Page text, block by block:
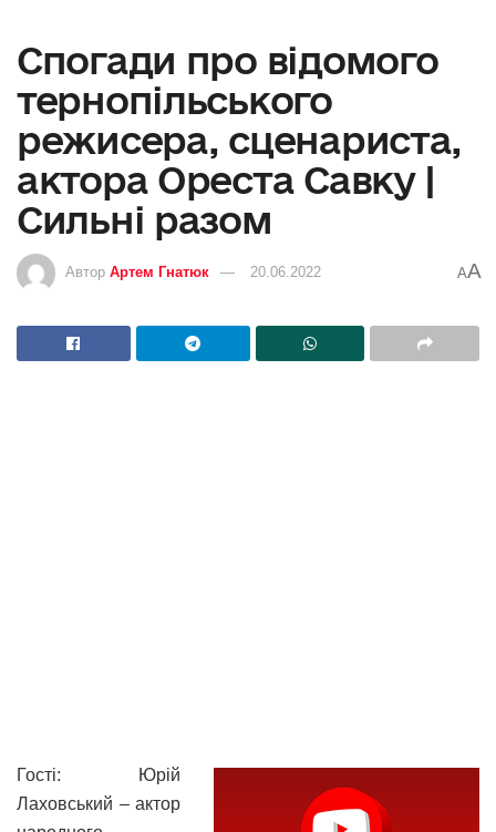
Спогади про відомого
тернопільського
режисера, сценариста,
актора Ореста Савку |
Сильні разом
Автор Артем Гнатюк 20.06.2022 AA
Гості: Юрій
Лаховський – актор